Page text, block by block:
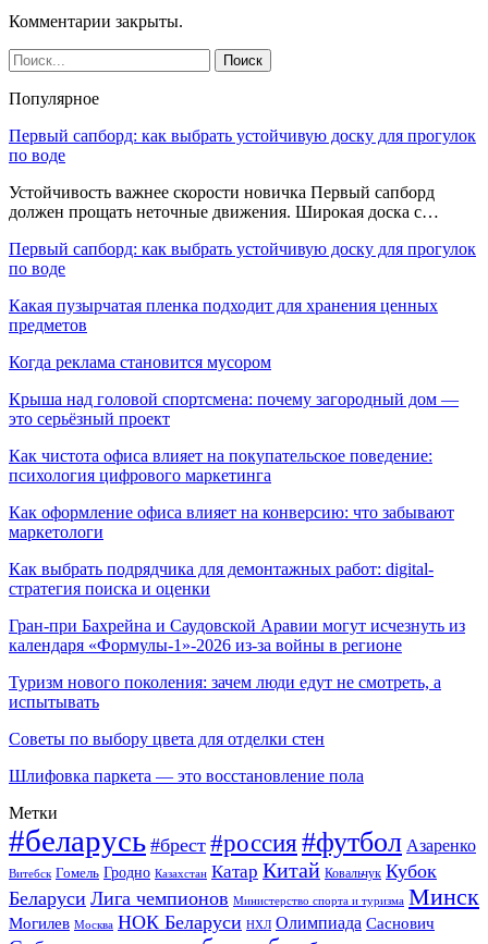
Комментарии закрыты.
Популярное
Первый сапборд: как выбрать устойчивую доску для прогулок
по воде
Устойчивость важнее скорости новичка Первый сапборд
должен прощать неточные движения. Широкая доска с…
Первый сапборд: как выбрать устойчивую доску для прогулок
по воде
Какая пузырчатая пленка подходит для хранения ценных
предметов
Когда реклама становится мусором
Крыша над головой спортсмена: почему загородный дом —
это серьёзный проект
Как чистота офиса влияет на покупательское поведение:
психология цифрового маркетинга
Как оформление офиса влияет на конверсию: что забывают
маркетологи
Как выбрать подрядчика для демонтажных работ: digital-
стратегия поиска и оценки
Гран-при Бахрейна и Саудовской Аравии могут исчезнуть из
календаря «Формулы-1»-2026 из-за войны в регионе
Туризм нового поколения: зачем люди едут не смотреть, а
испытывать
Советы по выбору цвета для отделки стен
Шлифовка паркета — это восстановление пола
Метки
#беларусь #брест #россия#футбол Азаренко
Витебск Гомель Гродно Казахстан Катар Китай Ковальчук Кубок
Беларуси Лига чемпионов Министерство спорта и туризма Минск
Могилев Москва НОК Беларуси НХЛ Олимпиада Саснович